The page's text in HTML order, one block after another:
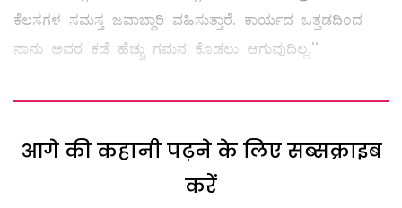
ಕೆಲಸಗಳ ಸಮಸ್ತ ಜವಾಬ್ದಾರಿ ವಹಿಸುತ್ತಾರೆ. ಕಾರ್ಯದ ಒತ್ತಡದಿಂದ
ನಾನು ಅವರ ಕಡೆ ಹೆಚ್ಚು ಗಮನ ಕೊಡಲು ಆಗುವುದಿಲ್ಲ.''
आगे की कहानी पढ़ने के लिए सब्सक्राइब
करें